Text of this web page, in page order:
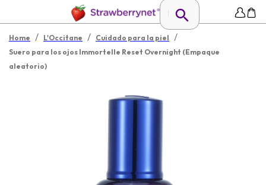
Home / L'Occitane / Cuidado para la piel /
Suero para los ojos Immortelle Reset Overnight (Empaque
aleatorio)